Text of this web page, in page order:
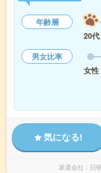
年齢層
20代
男女比率
女性
気になる!
派遣会社 日